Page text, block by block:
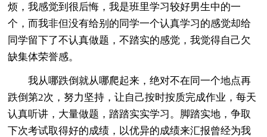
烦，我感觉到很后悔，我是班里学习较好男生中的一
个，而我非但没有给别的同学一个认真学习的感觉却给
同学留下了不认真做题，不踏实的感觉，我觉得自己欠
缺集体荣誉感。
我从哪跌倒就从哪爬起来，绝对不在同一个地点再
跌倒第2次，努力坚持，让自己按时按质完成作业，每天
认真听讲，大量做题，踏踏实实学习。脚踏实地，争取
下次考试取得好的成绩，以优异的成绩来汇报曾经为我